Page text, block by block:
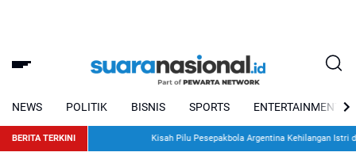
NEWS POLITIK BISNIS SPORTS ENTERTAINMENT
BERITA TERKINI Kisah Pilu Pesepakbola Argentina Kehilangan Istri dan